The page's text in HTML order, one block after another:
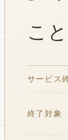
こ
サービス
終了対象